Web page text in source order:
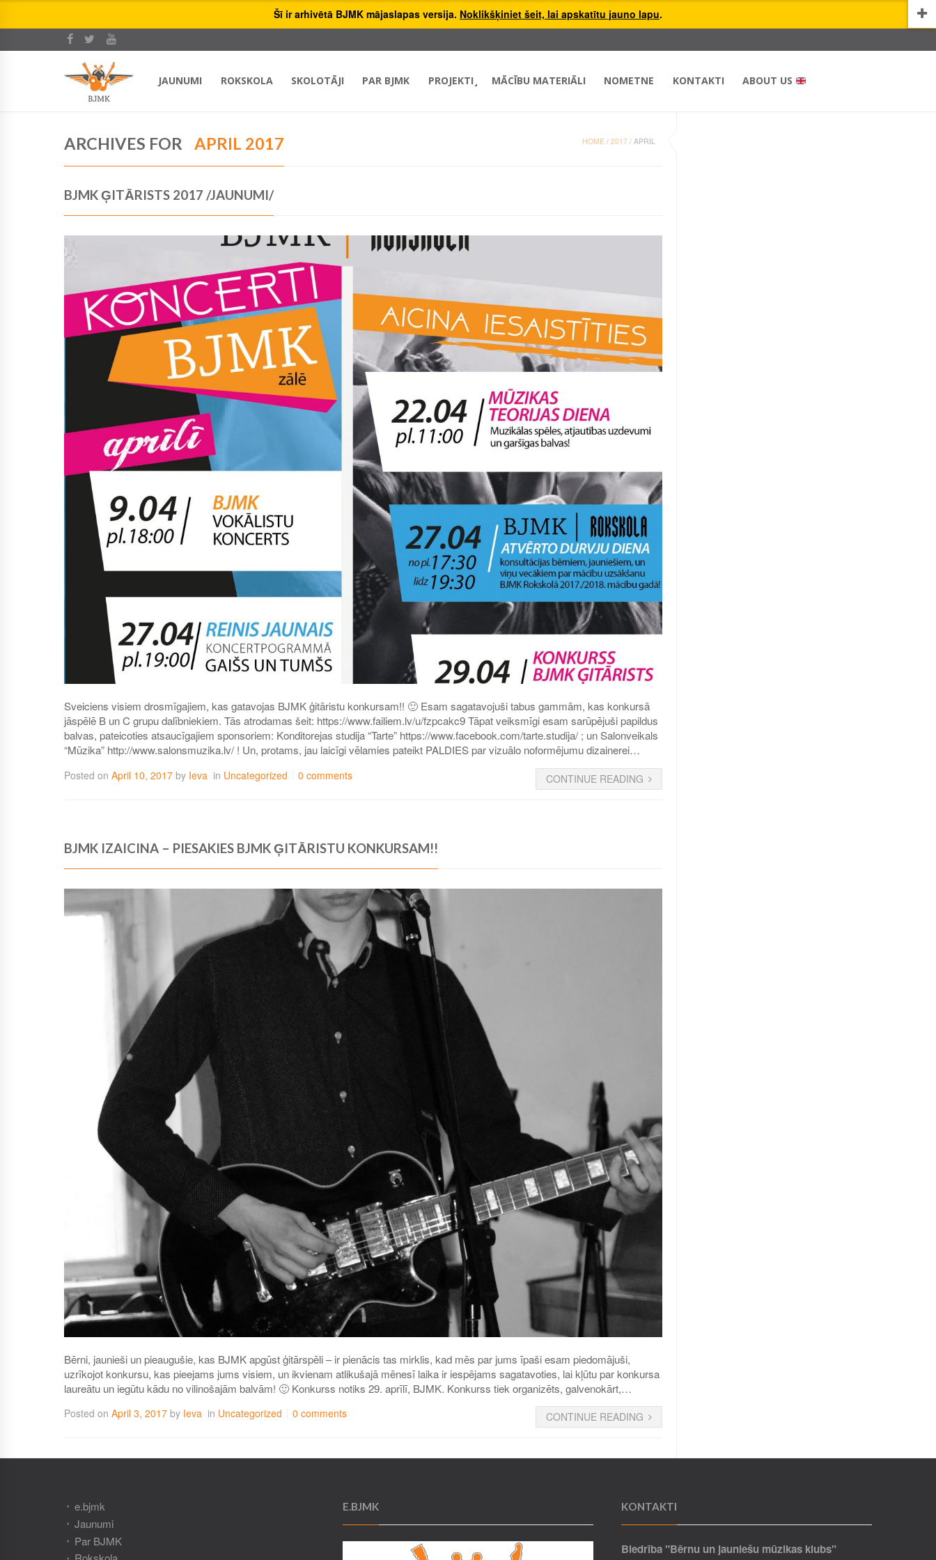
Šī ir arhivētā BJMK mājaslapas versija. Noklikšķiniet šeit, lai apskatītu jauno lapu.
JAUNUMI ROKSKOLA SKOLOTĀJI PAR BJMK PROJEKTI MĀCĪBU MATERIĀLI NOMETNE KONTAKTI ABOUT US
HOME / 2017/ APRIL
ARCHIVES FOR APRIL 2017
BJMK ĢITĀRISTS 2017 /JAUNUMI/
Sveiciens visiem drosmīgajiem, kas gatavojas BJMK ģitāristu konkursam!! 🙂 Esam sagatavojuši tabus gammām, kas konkursā
jāspēlē B un C grupu dalībniekiem. Tās atrodamas šeit: https://www.failiem.lv/u/fzpcakc9 Tāpat veiksmīgi esam sarūpējuši papildus
balvas, pateicoties atsaucīgajiem sponsoriem: Konditorejas studija “Tarte” https://www.facebook.com/tarte.studija/ ; un Salonveikals
“Mūzika” http://www.salonsmuzika.lv/ ! Un, protams, jau laicīgi vēlamies pateikt PALDIES par vizuālo noformējumu dizainerei…
Posted on April 10, 2017 by Ieva in Uncategorized 0 comments CONTINUE READING
BJMK IZAICINA – PIESAKIES BJMK ĢITĀRISTU KONKURSAM!!
Bērni, jaunieši un pieaugušie, kas BJMK apgūst ģitārspēli – ir pienācis tas mirklis, kad mēs par jums īpaši esam piedomājuši,
uzrīkojot konkursu, kas pieejams jums visiem, un ikvienam atlikušajā mēnesī laika ir iespējams sagatavoties, lai kļūtu par konkursa
laureātu un iegūtu kādu no vilinošajām balvām! 🙂 Konkurss notiks 29. aprīlī, BJMK. Konkurss tiek organizēts, galvenokārt,…
Posted on April 3, 2017 by Ieva in Uncategorized 0 comments CONTINUE READING
e.bjmk
Jaunumi
Par BJMK
E.BJMK KONTAKTI
Biedrība "Bērnu un jauniešu mūzikas klubs"